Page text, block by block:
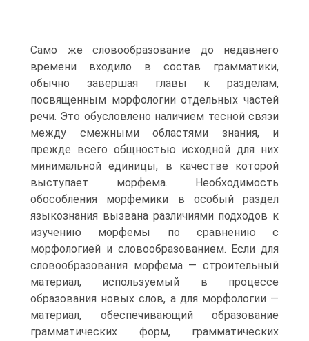
Само же словообразование до недавнего
времени входило в состав грамматики,
обычно завершая главы к разделам,
посвященным морфологии отдельных частей
речи. Это обусловлено наличием тесной связи
между смежными областями знания, и
прежде всего общностью исходной для них
минимальной единицы, в качестве которой
выступает морфема. Необходимость
обособления морфемики в особый раздел
языкознания вызвана различиями подходов к
изучению морфемы по сравнению с
морфологией и словообразованием. Если для
словообразования морфема — строительный
материал, используемый в процессе
образования новых слов, а для морфологии —
материал, обеспечивающий образование
грамматических форм, грамматических